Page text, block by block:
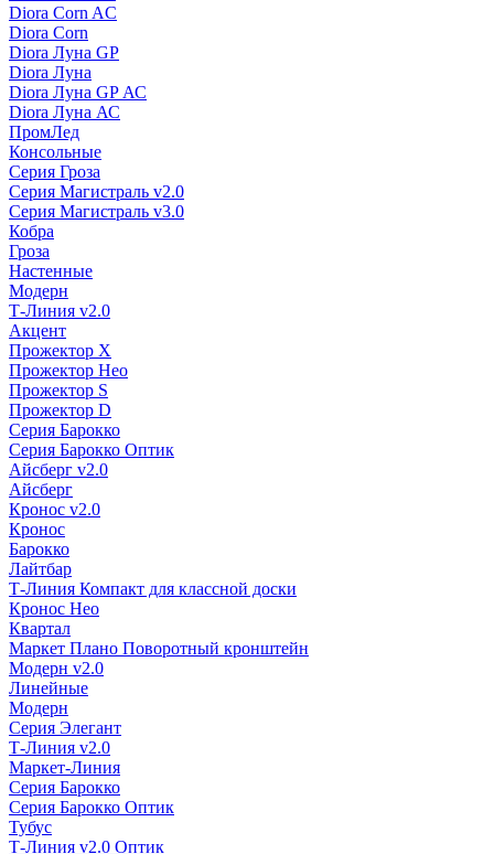
Diora Corn AC
Diora Corn
Diora Луна GP
Diora Луна
Diora Луна GP АС
Diora Луна АС
ПромЛед
Консольные
Серия Гроза
Серия Магистраль v2.0
Серия Магистраль v3.0
Кобра
Гроза
Настенные
Модерн
Т-Линия v2.0
Акцент
Прожектор X
Прожектор Нео
Прожектор S
Прожектор D
Серия Барокко
Серия Барокко Оптик
Айсберг v2.0
Айсберг
Кронос v2.0
Кронос
Барокко
Лайтбар
Т-Линия Компакт для классной доски
Кронос Нео
Квартал
Маркет Плано Поворотный кронштейн
Модерн v2.0
Линейные
Модерн
Серия Элегант
Т-Линия v2.0
Маркет-Линия
Серия Барокко
Серия Барокко Оптик
Тубус
Т-Линия v2.0 Оптик